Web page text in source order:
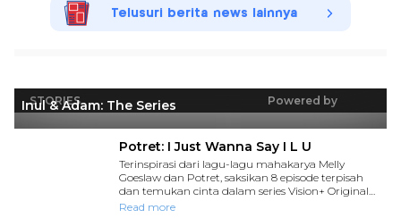
Telusuri berita news lainnya